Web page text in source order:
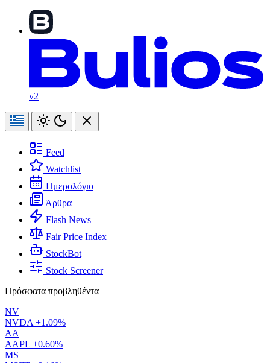
v2
Feed
Watchlist
Ημερολόγιο
Άρθρα
Flash News
Fair Price Index
StockBot
Stock Screener
Πρόσφατα προβληθέντα
NV
NVDA +1.09%
AA
AAPL +0.60%
MS